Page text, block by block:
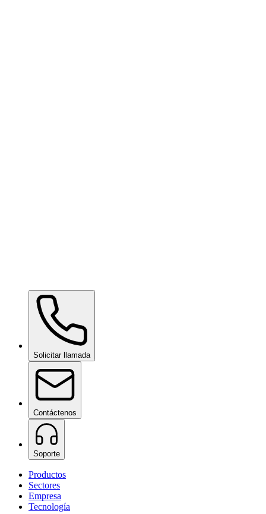
Ceramic Pro Care+bajo consulta
Solicitar llamada
Contáctenos
Soporte
Productos
Sectores
Empresa
Tecnología